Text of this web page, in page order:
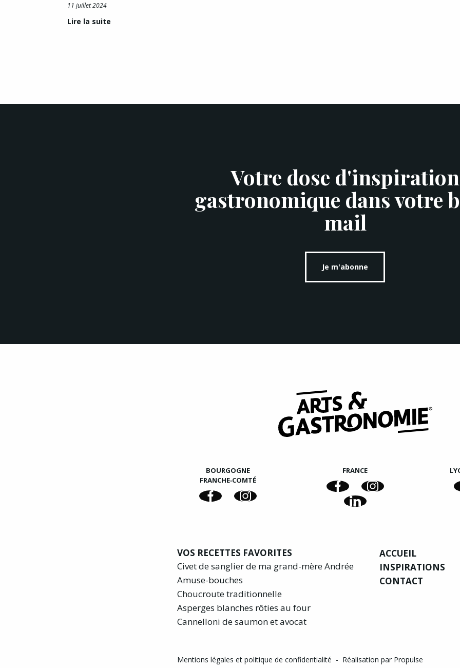
11 juillet 2024
Lire la suite
Votre dose d'inspiration
gastronomique dans votre
mail
Je m'abonne
BOURGOGNE
FRANCHE‑COMTÉ
FRANCE
VOS RECETTES FAVORITES
Civet de sanglier de ma grand-mère Andrée
Amuse-bouches
Choucroute traditionnelle
Asperges blanches rôties au four
Cannelloni de saumon et avocat
ACCUEIL
INSPIRATIONS
CONTACT
Mentions légales et politique de confidentialité - Réalisation par Propulse